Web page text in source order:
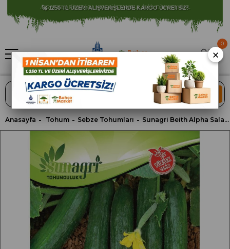
⚠️ SATIŞLARIMIZ YALNIZCA İSTANBUL İLİ İLE SINIRLIDIR.
ARA
0
Anasayfa Tohum Sebze Tohumları Sunagri Beith Alpha Salatalık Hıyar Sebze Tohumu
×